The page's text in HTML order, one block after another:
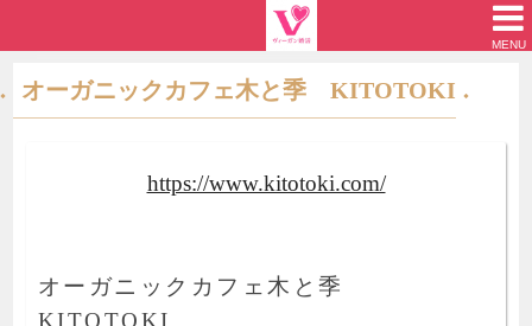
MENU
オーガニックカフェ木と季 KITOTOKI
https://www.kitotoki.com/
オーガニックカフェ木と季
KITOTOKI